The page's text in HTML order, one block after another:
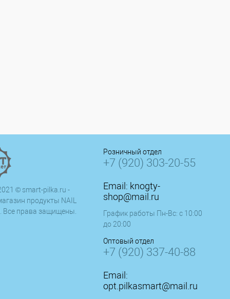
© smart-pilka.ru -
продукты NAIL
Все права защищены.
Розничный отдел
+7 (920) 303-20-55
Email: knogty-
shop@mail.ru
График работы Пн-Вс: с 10:00
до 20:00
Оптовый отдел
+7 (920) 337-40-88
Email:
opt.pilkasmart@mail.ru